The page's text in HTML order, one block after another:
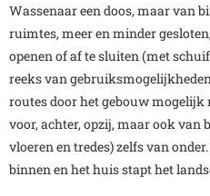
Wassenaar een doos, maar van
ruimtes, meer en minder
openen of af te sluiten (met
reeks van
routes door het gebouw
voor, achter, opzij, maar ook van
vloeren en tredes) zelfs van
binnen en het huis stapt het